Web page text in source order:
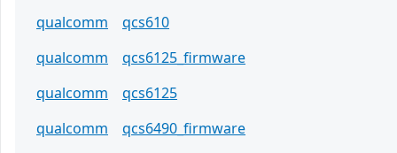
qualcomm
qcs610
qualcomm
qcs6125_firmware
qualcomm
qcs6125
qualcomm
qcs6490_firmware